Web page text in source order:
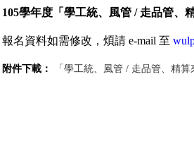
105學年度「 學工統、風管 / 走品管、
報名資料如需修改，煩請 e-mail 至
附件下載： 「學工統、風管 / 走品管、精